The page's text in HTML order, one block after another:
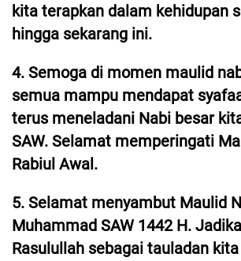
kita terapkan dalam kehidupan
hingga sekarang ini.
4. Semoga di momen maulid
semua mampu mendapat
terus meneladani Nabi besar
SAW. Selamat memperingati
Rabiul Awal.
5. Selamat menyambut Maulid
Muhammad SAW 1442 H.
Rasulullah sebagai tauladan